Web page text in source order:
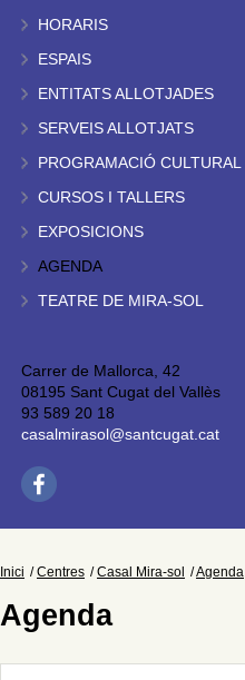
HORARIS
ESPAIS
ENTITATS ALLOTJADES
SERVEIS ALLOTJATS
PROGRAMACIÓ CULTURAL
CURSOS I TALLERS
EXPOSICIONS
AGENDA
TEATRE DE MIRA-SOL
Carrer de Mallorca, 42
08195 Sant Cugat del Vallès
93 589 20 18
casalmirasol@santcugat.cat
Inici Centres Casal Mira-sol Agenda
Agenda